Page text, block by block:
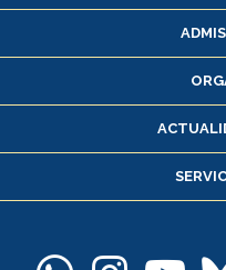
Inscripción y
Consulta y
Servicio
Pago de